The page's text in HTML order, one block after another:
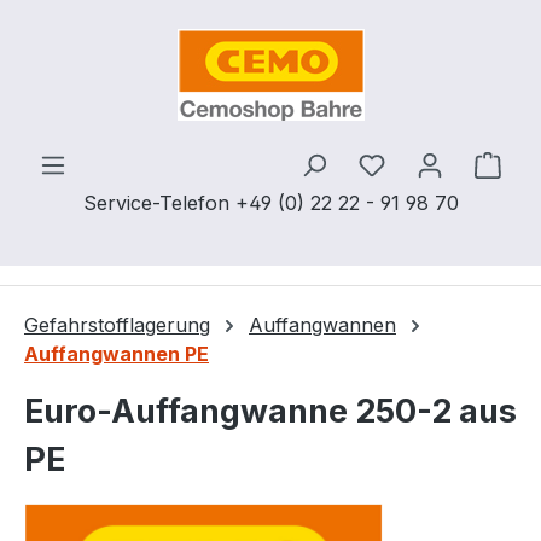
Zum Hauptinhalt springen
Service-Telefon +49 (0) 22 22 - 91 98 70
Du hast 0
Gefahrstofflagerung
Auffangwannen
Auffangwannen PE
Euro-Auffangwanne 250-2 aus
PE